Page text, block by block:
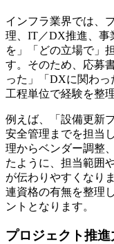
インフラ業界では、
理、IT／DX推進、事
を」「どの立場で」
す。そのため、応募
った」「DXに関わっ
工程単位で経験を整
例えば、「設備更新
安全管理までを担当
理からベンダー調整
たように、担当範囲
が伝わりやすくなり
連資格の有無を整理
ントとなります。
プロジェクト推